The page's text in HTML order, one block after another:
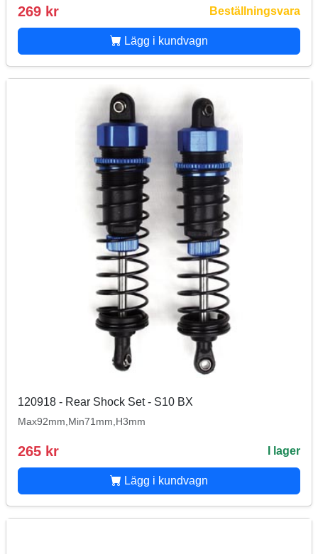
269 kr Beställningsvara
Lägg i kundvagn
120918 - Rear Shock Set - S10 BX
Max92mm,Min71mm,H3mm
265 kr I lager
Lägg i kundvagn